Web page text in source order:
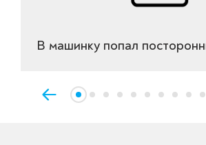
В машинку попал